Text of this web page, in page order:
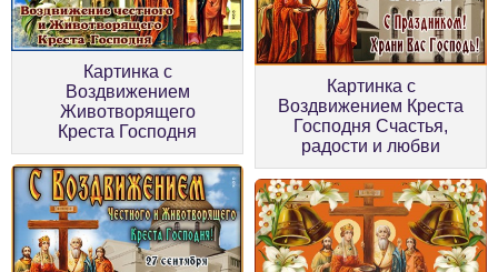
Картинка с
Воздвижением
Животворящего
Креста Господня
Картинка с
Воздвижением Креста
Господня Счастья,
радости и любви